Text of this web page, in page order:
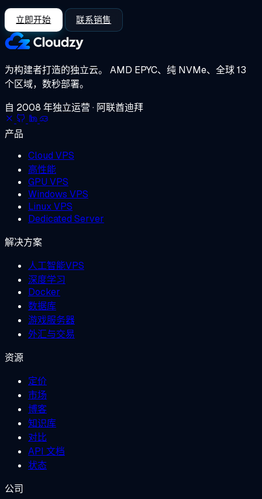
立即开始 联系销售
为构建者打造的独立云。 AMD EPYC、纯 NVMe、全球 13
个区域，数秒部署。
自 2008 年独立运营 · 阿联酋迪拜
产品
Cloud VPS
高性能
GPU VPS
Windows VPS
Linux VPS
Dedicated Server
解决方案
人工智能VPS
深度学习
Docker
数据库
游戏服务器
外汇与交易
资源
定价
市场
博客
知识库
对比
API 文档
状态
公司